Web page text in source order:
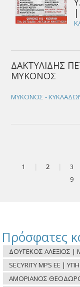
ΔΑΚΤΥΛΙΔΗΣ
ΜΥΚΟΝΟΣ
ΜΥΚΟΝΟΣ -
1 2 3
9
Πρόσφατες
ΔΟΥΓΕΚΟΣ ΑΛΕΞΙΟΣ |
SECYRITY MPS ΕΕ |
ΑΜΟΡΙΑΝΟΣ